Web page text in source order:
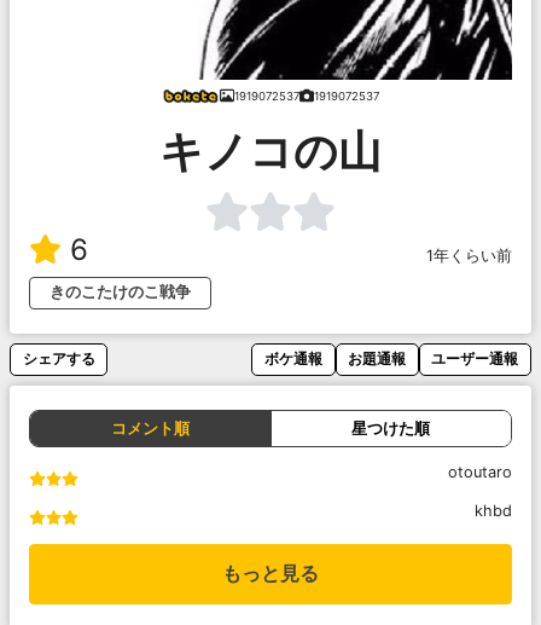
1919072537 1919072537
キノコの山
6
1年くらい前
きのこたけのこ戦争
シェアする ボケ通報 お題通報 ユーザー通報
コメント順 星つけた順
otoutaro
khbd
もっと見る